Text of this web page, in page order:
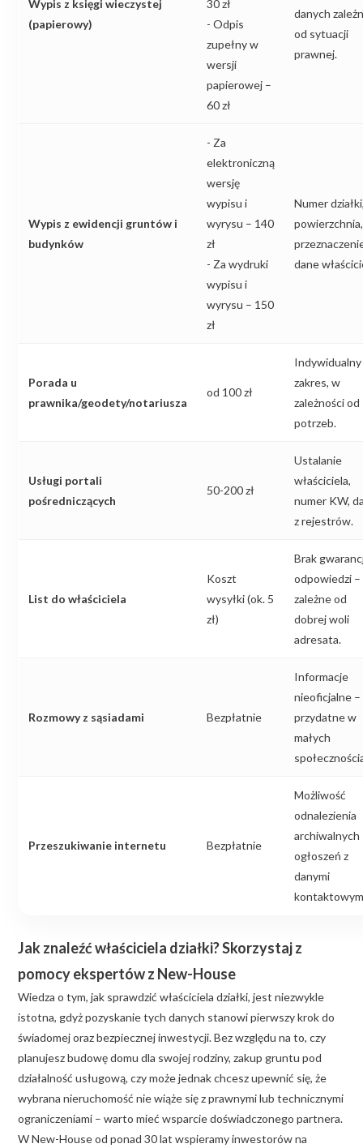
Wypis z księgi wieczystej
(papierowy)
30 zł
- Odpis
zupełny w
wersji
papierowej –
60 zł
danych
od sytuacji
prawnej.
Wypis z ewidencji gruntów i
budynków
- Za
elektroniczną
wersję
wypisu i
wyrysu – 140
zł
- Za wydruki
wypisu i
wyrysu – 150
zł
Numer
powierzchnia,
dane
Porada u
prawnika/geodety/notariusza
od 100 zł
Indywidualny
zakres, w
zależności od
potrzeb.
Usługi portali
pośredniczących
50-200 zł
Ustalanie
właściciela,
numer KW,
z rejestrów.
List do właściciela
Koszt
wysyłki (ok. 5
zł)
Brak
odpowiedzi –
zależne od
dobrej woli
adresata.
Rozmowy z sąsiadami Bezpłatnie
Informacje
nieoficjalne –
przydatne w
małych
Przeszukiwanie internetu Bezpłatnie
Możliwość
odnalezienia
archiwalnych
ogłoszeń z
danymi
Jak znaleźć właściciela działki? Skorzystaj z
pomocy ekspertów z New-House
Wiedza o tym, jak sprawdzić właściciela działki, jest niezwykle
istotna, gdyż pozyskanie tych danych stanowi pierwszy krok do
świadomej oraz bezpiecznej inwestycji. Bez względu na to, czy
planujesz budowę domu dla swojej rodziny, zakup gruntu pod
działalność usługową, czy może jednak chcesz upewnić się, że
wybrana nieruchomość nie wiąże się z prawnymi lub technicznymi
ograniczeniami – warto mieć wsparcie doświadczonego partnera.
W New-House od ponad 30 lat wspieramy inwestorów na